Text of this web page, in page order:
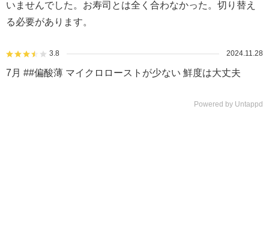
いませんでした。お寿司とは全く合わなかった。切り替え
る必要があります。
3.8 2024.11.28
7月 ##偏酸薄 マイクロローストが少ない 鮮度は大丈夫
Powered by Untappd